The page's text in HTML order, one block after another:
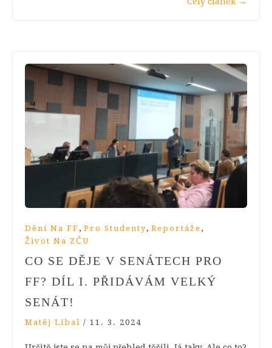
Dění Na FF , Pro Studenty, Reportáže ,
Život Na ZČU
CO SE DĚJE V SENÁTECH PRO
FF? DÍL I. PŘIDÁVÁM VELKÝ
SENÁT!
Matěj Líbal / 11. 3. 2024